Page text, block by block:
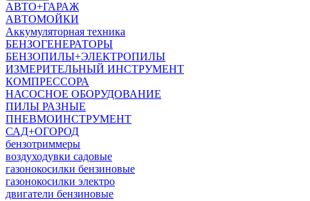
АВТО+ГАРАЖ
АВТОМОЙКИ
Аккумуляторная техника
БЕНЗОГЕНЕРАТОРЫ
БЕНЗОПИЛЫ+ЭЛЕКТРОПИЛЫ
ИЗМЕРИТЕЛЬНЫЙ ИНСТРУМЕНТ
КОМПРЕССОРА
НАСОСНОЕ ОБОРУДОВАНИЕ
ПИЛЫ РАЗНЫЕ
ПНЕВМОИНСТРУМЕНТ
САД+ОГОРОД
бензотриммеры
воздуходувки садовые
газонокосилки бензиновые
газонокосилки электро
двигатели бензиновые